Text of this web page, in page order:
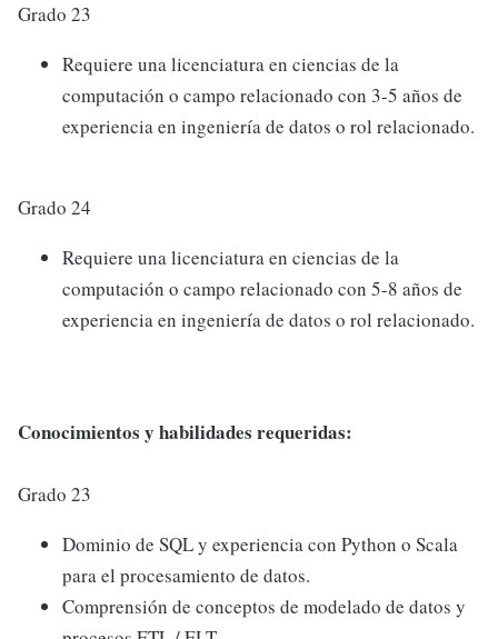
Grado 23
Requiere una licenciatura en ciencias de la
computación o campo relacionado con 3-5 años de
experiencia en ingeniería de datos o rol relacionado.
Grado 24
Requiere una licenciatura en ciencias de la
computación o campo relacionado con 5-8 años de
experiencia en ingeniería de datos o rol relacionado.
Conocimientos y habilidades requeridas:
Grado 23
Dominio de SQL y experiencia con Python o Scala
para el procesamiento de datos.
Comprensión de conceptos de modelado de datos y